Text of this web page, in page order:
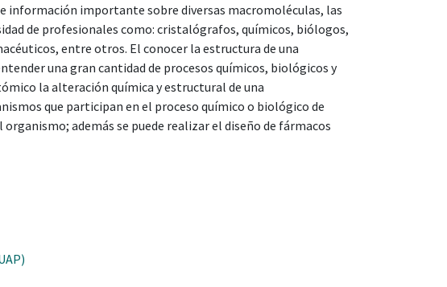
información importante sobre diversas macromoléculas, las
de profesionales como: cristalógrafos, químicos, biólogos,
entre otros. El conocer la estructura de una
una gran cantidad de procesos químicos, biológicos y
la alteración química y estructural de una
que participan en el proceso químico o biológico de
además se puede realizar el diseño de fármacos